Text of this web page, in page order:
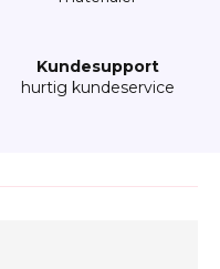
Kundesupport
hurtig kundeservice